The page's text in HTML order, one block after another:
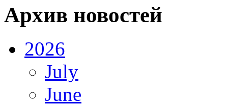
Архив новостей
2026
July
June